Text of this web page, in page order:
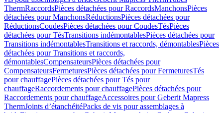
ThermRaccordsPièces détachées pour RaccordsManchonsPièces
détachées pour ManchonsRéductionsPièces détachées pour
RéductionsCoudesPièces détachées pour CoudesTésPièces
détachées pour TésTransitions indémontablesPièces détachées pour
Transitions indémontablesTransitions et raccords, démontablesPièces
détachées pour Transitions et raccords,
démontablesCompensateursPièces détachées pour
CompensateursFermeturesPièces détachées pour FermeturesTés
pour chauffagePièces détachées pour Tés pour
chauffageRaccordements pour chauffagePièces détachées pour
Raccordements pour chauffageAccessoires pour Geberit Mapress
ThermJoints d’étanchéitéPacks de vis pour assemblages à